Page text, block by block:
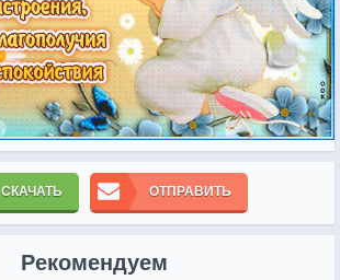
СКАЧАТЬ ОТПРАВИТЬ
Рекомендуем